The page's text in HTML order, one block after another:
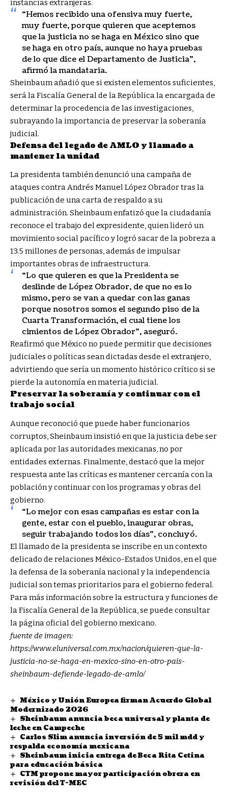
instancias extranjeras.
“Hemos recibido una ofensiva muy fuerte,
muy fuerte, porque quieren que aceptemos
que la justicia no se haga en México sino que
se haga en otro país, aunque no haya pruebas
de lo que dice el Departamento de Justicia”,
afirmó la mandataria.
Sheinbaum añadió que si existen elementos suficientes,
será la Fiscalía General de la República la encargada de
determinar la procedencia de las investigaciones,
subrayando la importancia de preservar la soberanía
judicial.
Defensa del legado de AMLO y llamado a
mantener la unidad
La presidenta también denunció una campaña de
ataques contra Andrés Manuel López Obrador tras la
publicación de una carta de respaldo a su
administración. Sheinbaum enfatizó que la ciudadanía
reconoce el trabajo del expresidente, quien lideró un
movimiento social pacífico y logró sacar de la pobreza a
13.5 millones de personas, además de impulsar
importantes obras de infraestructura.
“Lo que quieren es que la Presidenta se
deslinde de López Obrador, de que no es lo
mismo, pero se van a quedar con las ganas
porque nosotros somos el segundo piso de la
Cuarta Transformación, el cual tiene los
cimientos de López Obrador”, aseguró.
Reafirmó que México no puede permitir que decisiones
judiciales o políticas sean dictadas desde el extranjero,
advirtiendo que sería un momento histórico crítico si se
pierde la autonomía en materia judicial.
Preservar la soberanía y continuar con el
trabajo social
Aunque reconoció que puede haber funcionarios
corruptos, Sheinbaum insistió en que la justicia debe ser
aplicada por las autoridades mexicanas, no por
entidades externas. Finalmente, destacó que la mejor
respuesta ante las críticas es mantener cercanía con la
población y continuar con los programas y obras del
gobierno.
“Lo mejor con esas campañas es estar con la
gente, estar con el pueblo, inaugurar obras,
seguir trabajando todos los días”, concluyó.
El llamado de la presidenta se inscribe en un contexto
delicado de relaciones México-Estados Unidos, en el que
la defensa de la soberanía nacional y la independencia
judicial son temas prioritarios para el gobierno federal.
Para más información sobre la estructura y funciones de
la Fiscalía General de la República, se puede consultar
la página oficial del gobierno mexicano.
fuente de imagen:
https://www.eluniversal.com.mx/nacion/quieren-que-la-
justicia-no-se-haga-en-mexico-sino-en-otro-pais-
sheinbaum-defiende-legado-de-amlo/
México y Unión Europea firman Acuerdo Global
Modernizado 2026
Sheinbaum anuncia beca universal y planta de
leche en Campeche
Carlos Slim anuncia inversión de 5 mil mdd y
respalda economía mexicana
Sheinbaum inicia entrega de Beca Rita Cetina
para educación básica
CTM propone mayor participación obrera en
revisión del T-MEC